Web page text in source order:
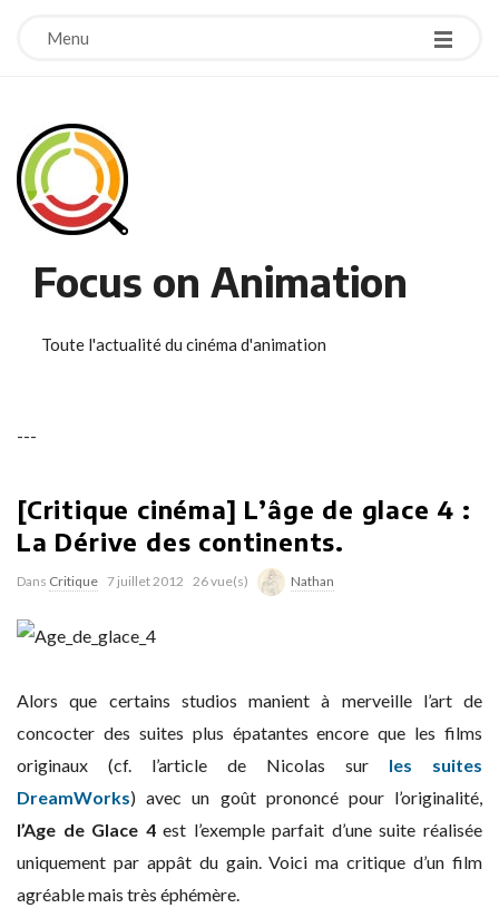
Menu
Focus on Animation
Toute l'actualité du cinéma d'animation
---
[Critique cinéma] L’âge de glace 4 :
La Dérive des continents.
Dans Critique 7 juillet 2012 26 vue(s) Nathan
Alors que certains studios manient à merveille l’art de
concocter des suites plus épatantes encore que les films
originaux (cf. l’article de Nicolas sur les suites
DreamWorks) avec un goût prononcé pour l’originalité,
l’Age de Glace 4est l’exemple parfait d’une suite réalisée
uniquement par appât du gain. Voici ma critique d’un film
agréable mais très éphémère.